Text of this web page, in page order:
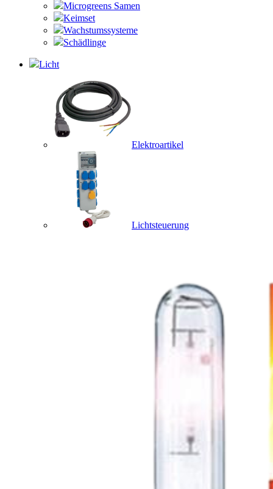
Microgreens Samen
Keimset
Wachstumssysteme
Schädlinge
Licht
Elektroartikel
Lichtsteuerung